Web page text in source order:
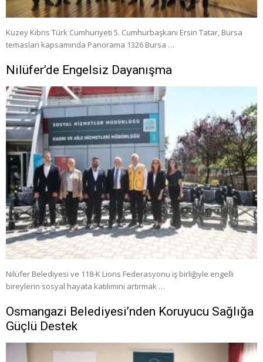
Kuzey Kıbrıs Türk Cumhuriyeti 5. Cumhurbaşkanı Ersin Tatar, Bursa
temasları kapsamında Panorama 1326 Bursa …
Nilüfer’de Engelsiz Dayanışma
Nilüfer Belediyesi ve 118-K Lions Federasyonu iş birliğiyle engelli
bireylerin sosyal hayata katılımını artırmak …
Osmangazi Belediyesi’nden Koruyucu Sağlığa
Güçlü Destek